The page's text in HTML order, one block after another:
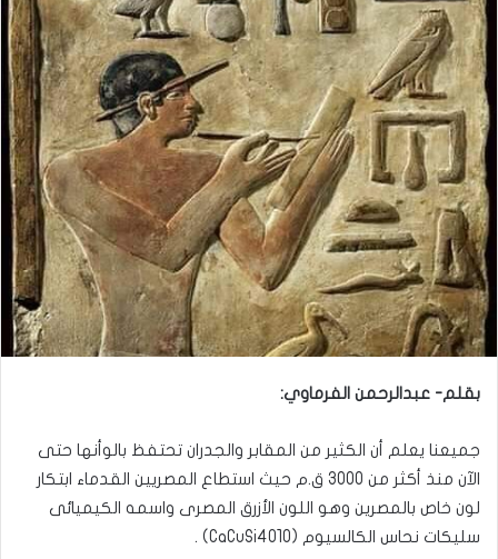
بقلم- عبدالرحمن الفرماوي:
جميعنا يعلم أن الكثير من المقابر والجدران تحتفظ بالوأنها حتى
الآن منذ أكثر من 3000 ق.م حيث استطاع المصريين القدماء ابتكار
لون خاص بالمصرين وهو اللون الأزرق المصرى واسمه الكيميائى
سليكات نحاس الكالسيوم (CaCuSi4O10) .